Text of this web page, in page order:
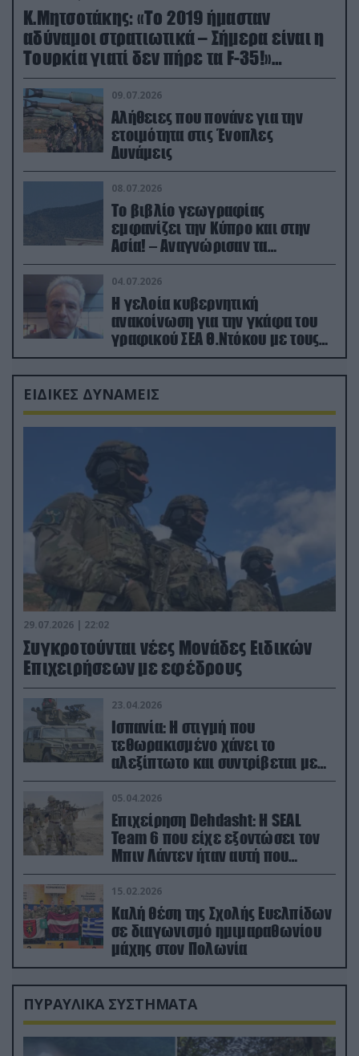
Κ.Μητσοτάκης: «Το 2019 ήμασταν
αδύναμοι στρατιωτικά – Σήμερα είναι η
Τουρκία γιατί δεν πήρε τα F-35!»
(βίντεο)
09.07.2026
Αλήθειες που πονάνε για την
ετοιμότητα στις Ένοπλες
Δυνάμεις
08.07.2026
Το βιβλίο γεωγραφίας
εμφανίζει την Κύπρο και στην
Ασία! – Αναγνώρισαν τα
κατεχόμενα; (φωτο)
04.07.2026
Η γελοία κυβερνητική
ανακοίνωση για την γκάφα του
γραφικού ΣΕΑ Θ.Ντόκου με τους
Ρώσους φαρσέρ
ΕΙΔΙΚΕΣ ΔΥΝΑΜΕΙΣ
29.07.2026 | 22:02
Συγκροτούνται νέες Μονάδες Ειδικών
Επιχειρήσεων με εφέδρους
23.04.2026
Ισπανία: Η στιγμή που
τεθωρακισμένο χάνει το
αλεξίπτωτο και συντρίβεται με
ορμή στο έδαφος (βίντεο)
05.04.2026
Επιχείρηση Dehdasht: Η SEAL
Team 6 που είχε εξοντώσει τον
Μπιν Λάντεν ήταν αυτή που
διέσωσε τον πιλότο του F-15
15.02.2026
Καλή θέση της Σχολής Ευελπίδων
σε διαγωνισμό ημιμαραθωνίου
μάχης στον Πολωνία
ΠΥΡΑΥΛΙΚΑ ΣΥΣΤΗΜΑΤΑ